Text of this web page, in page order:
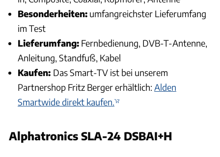
Besonderheiten: umfangreichster Lieferumfang
im Test
Lieferumfang: Fernbedienung, DVB-T-Antenne,
Anleitung, Standfuß, Kabel
Kaufen: Das Smart-TV ist bei unserem
Partnershop Fritz Berger erhältlich: Alden
Smartwide direkt kaufen.
Alphatronics SLA-24 DSBAI+H